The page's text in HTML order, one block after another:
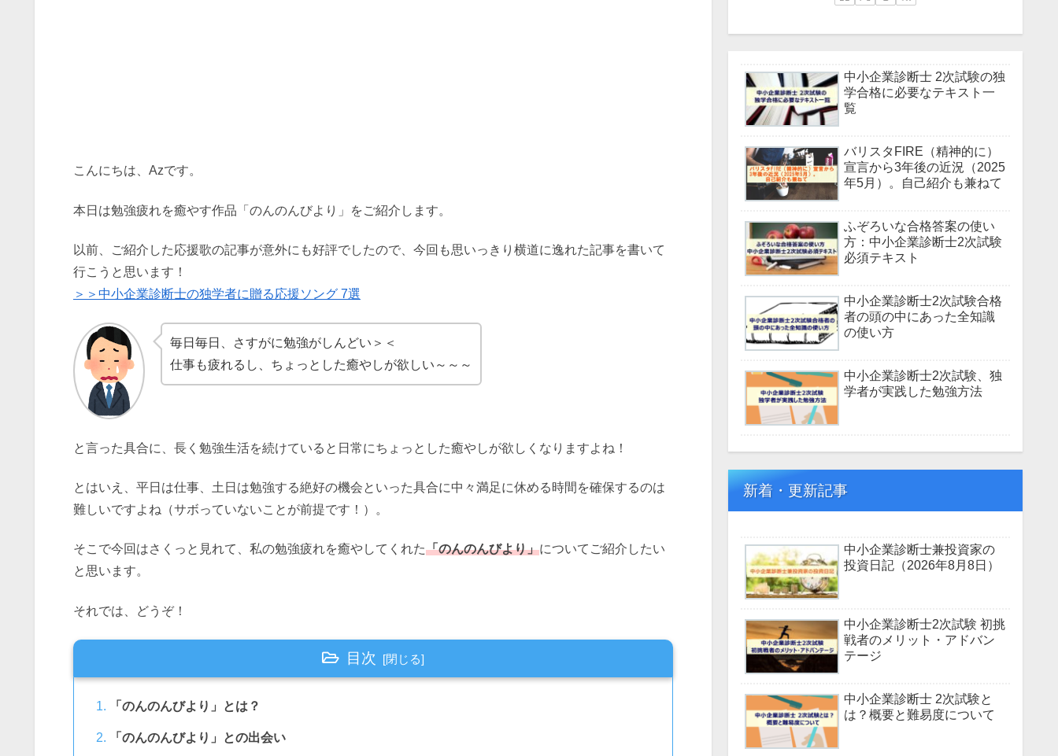
こんにちは、Azです。
本日は勉強疲れを癒やす作品「のんのんびより」をご紹介します。
以前、ご紹介した応援歌の記事が意外にも好評でしたので、今回も思いっきり横道に逸れた記事を書いて
行こうと思います！
＞＞中小企業診断士の独学者に贈る応援ソング 7選
毎日毎日、さすがに勉強がしんどい＞＜
仕事も疲れるし、ちょっとした癒やしが欲しい～～～
と言った具合に、長く勉強生活を続けていると日常にちょっとした癒やしが欲しくなりますよね！
とはいえ、平日は仕事、土日は勉強する絶好の機会といった具合に中々満足に休める時間を確保するのは
難しいですよね（サボっていないことが前提です！）。
そこで今回はさくっと見れて、私の勉強疲れを癒やしてくれた「のんのんびより」についてご紹介したい
と思います。
それでは、どうぞ！
目次
「のんのんびより」とは？
「のんのんびより」との出会い
中小企業診断士 2次試験の独
学合格に必要なテキスト一
覧
バリスタFIRE（精神的に）
宣言から3年後の近況（2025
年5月）。自己紹介も兼ねて
ふぞろいな合格答案の使い
方：中小企業診断士2次試験
必須テキスト
中小企業診断士2次試験合格
者の頭の中にあった全知識
の使い方
中小企業診断士2次試験、独
学者が実践した勉強方法
新着・更新記事
中小企業診断士兼投資家の
投資日記（2026年8月8日）
中小企業診断士2次試験 初挑
戦者のメリット・アドバン
テージ
中小企業診断士 2次試験と
は？概要と難易度について